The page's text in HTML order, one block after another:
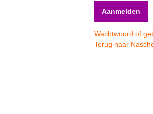
Wachtwoord of
Terug naar